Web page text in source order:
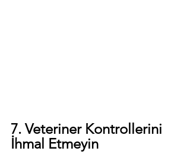
7. Veteriner Kontrollerini
İhmal Etmeyin